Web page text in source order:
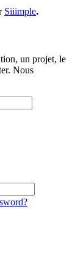
Siiimple.
un projet, le
Nous